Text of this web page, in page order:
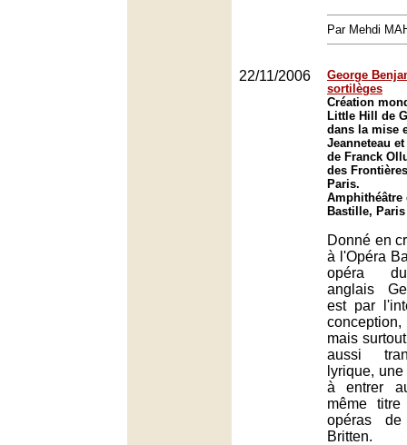
Par Mehdi
22/11/2006
George
sortilèges
Création
Little Hill de
dans la mise
Jeanneteau
de Franck
des
Paris.
Amphithéâtre
Bastille, Paris
Donné en
à l'Opéra
opéra du
anglais
est par
mais
aussi
lyrique,
à entrer
même
opéras
Britten.